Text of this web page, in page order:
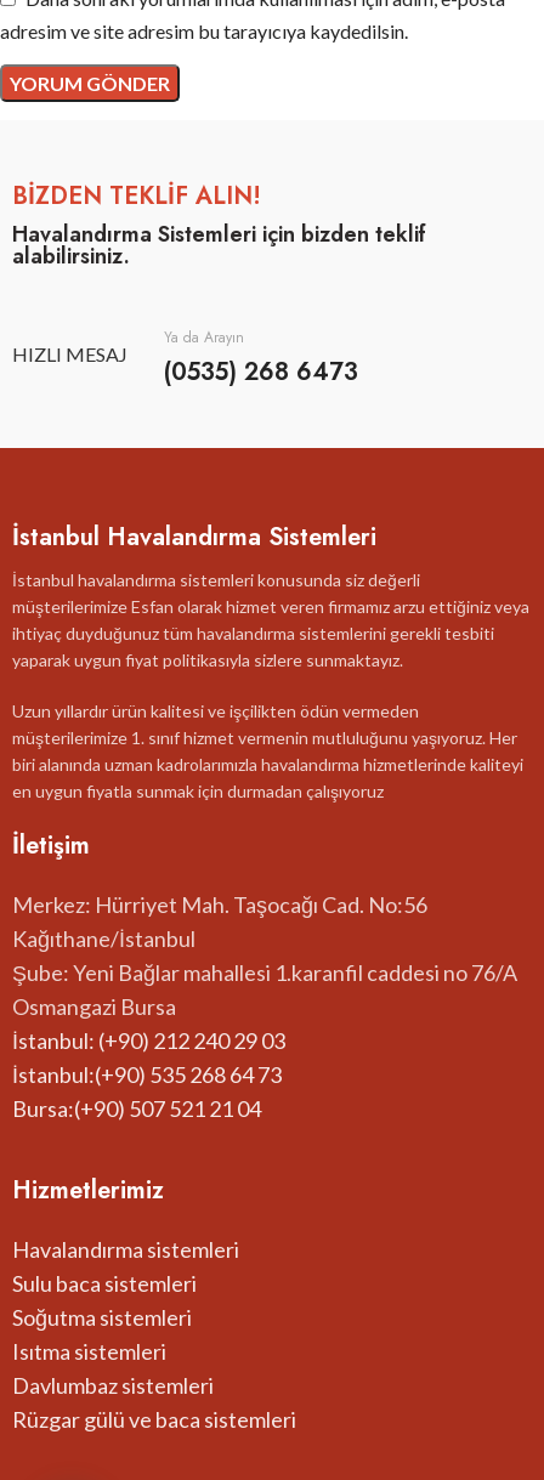
adresim ve site adresim bu tarayıcıya kaydedilsin.
BİZDEN TEKLİF ALIN!
Havalandırma Sistemleri için bizden teklif
alabilirsiniz.
HIZLI MESAJ
Ya da Arayın
(0535) 268 6473
İstanbul Havalandırma Sistemleri
İstanbul havalandırma sistemleri konusunda siz değerli
müşterilerimize Esfan olarak hizmet veren firmamız arzu ettiğiniz veya
ihtiyaç duyduğunuz tüm havalandırma sistemlerini gerekli tesbiti
yaparak uygun fiyat politikasıyla sizlere sunmaktayız.
Uzun yıllardır ürün kalitesi ve işçilikten ödün vermeden
müşterilerimize 1. sınıf hizmet vermenin mutluluğunu yaşıyoruz. Her
biri alanında uzman kadrolarımızla havalandırma hizmetlerinde kaliteyi
en uygun fiyatla sunmak için durmadan çalışıyoruz
İletişim
Merkez: Hürriyet Mah. Taşocağı Cad. No:56
Kağıthane/İstanbul
Şube: Yeni Bağlar mahallesi 1.karanfil caddesi no 76/A
Osmangazi Bursa
İstanbul: (+90) 212 240 29 03
İstanbul:(+90) 535 268 64 73
Bursa:(+90) 507 521 21 04
Hizmetlerimiz
Havalandırma sistemleri
Sulu baca sistemleri
Soğutma sistemleri
Isıtma sistemleri
Davlumbaz sistemleri
Rüzgar gülü ve baca sistemleri